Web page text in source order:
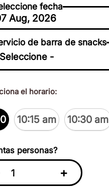
fecha
Aug, 2026
de barra de snacks
el horario:
10:15 am 10:30 am
personas?
+